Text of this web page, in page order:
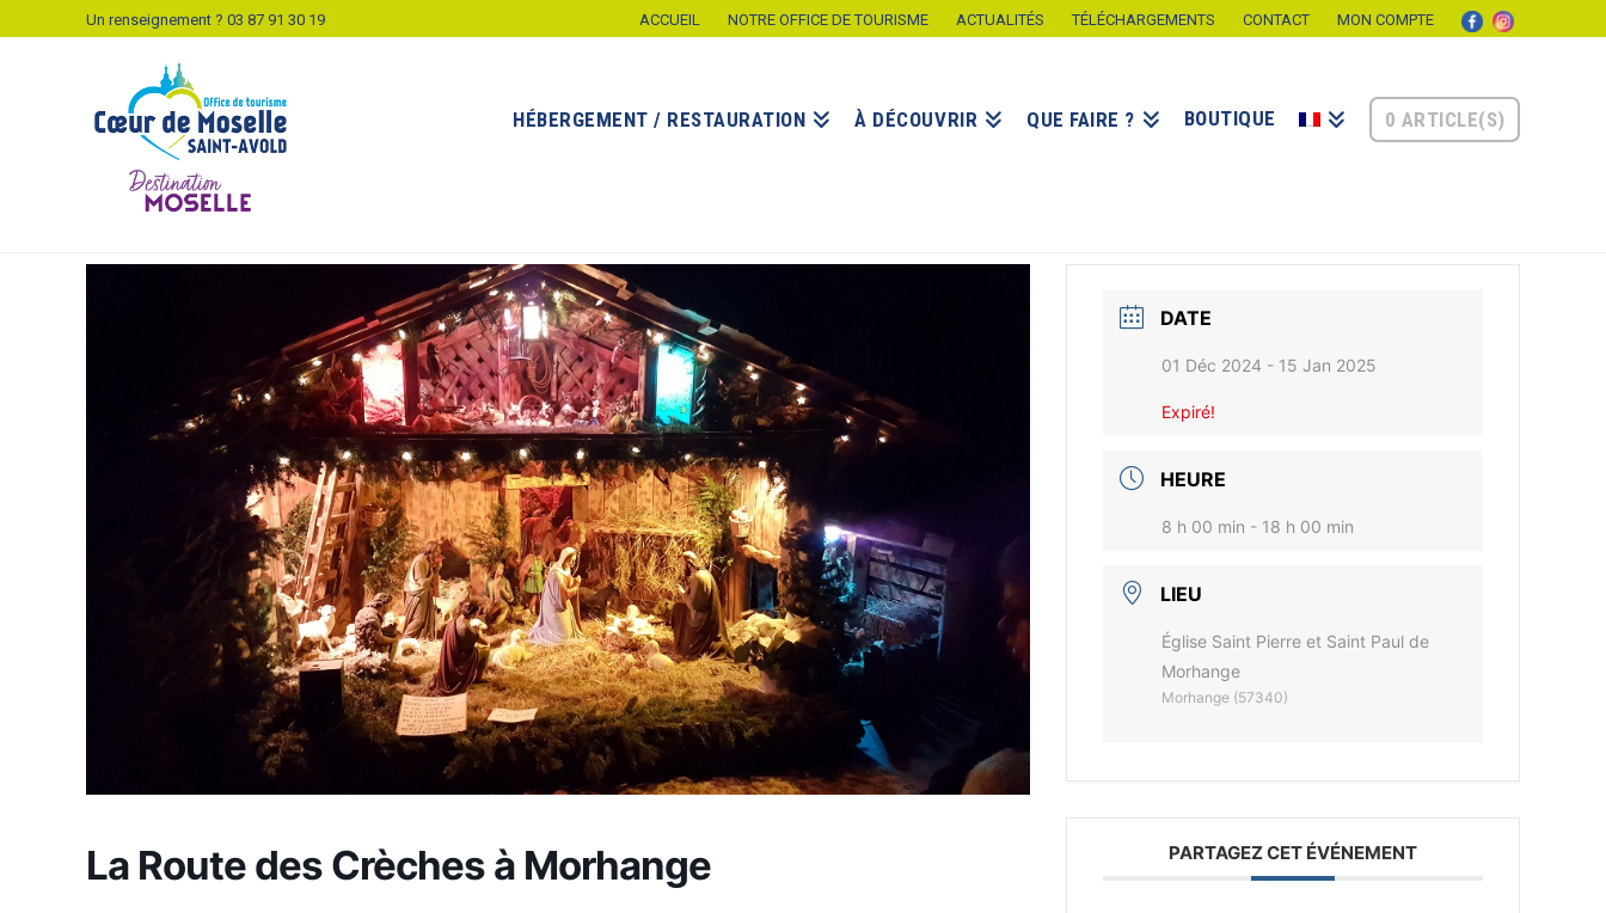
Un renseignement ? 03 87 91 30 19 ACCUEIL NOTRE OFFICE DE TOURISME ACTUALITÉS TÉLÉCHARGEMENTS CONTACT MON COMPTE
HÉBERGEMENT / RESTAURATION À DÉCOUVRIR QUE FAIRE ? BOUTIQUE 0 ARTICLE(S)
La Route des Crèches à Morhange
DATE
01 Déc 2024 - 15 Jan 2025
Expiré!
HEURE
8 h 00 min - 18 h 00 min
LIEU
Église Saint Pierre et Saint Paul de
Morhange
Morhange (57340)
PARTAGEZ CET ÉVÉNEMENT